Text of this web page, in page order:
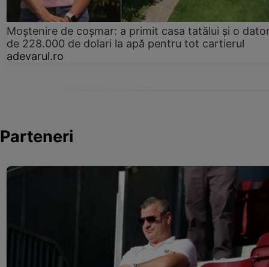
Moștenire de coșmar: a primit casa tatălui și o
de 228.000 de dolari la apă pentru tot cartierul
adevarul.ro
Parteneri